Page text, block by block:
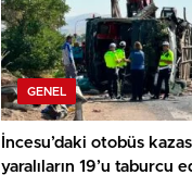
GENEL
İncesu’daki otobüs
yaralıların 19’u taburcu